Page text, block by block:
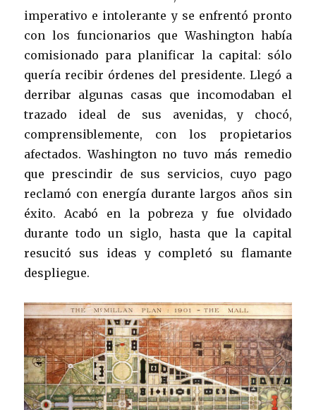
imperativo e intolerante y se enfrentó pronto
con los funcionarios que Washington había
comisionado para planificar la capital: sólo
quería recibir órdenes del presidente. Llegó a
derribar algunas casas que incomodaban el
trazado ideal de sus avenidas, y chocó,
comprensiblemente, con los propietarios
afectados. Washington no tuvo más remedio
que prescindir de sus servicios, cuyo pago
reclamó con energía durante largos años sin
éxito. Acabó en la pobreza y fue olvidado
durante todo un siglo, hasta que la capital
resucitó sus ideas y completó su flamante
despliegue.